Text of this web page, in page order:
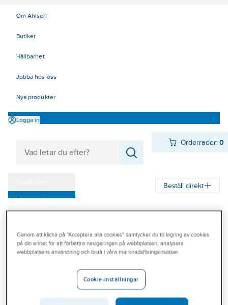
Om Ahlsell
Butiker
Hållbarhet
Jobba hos oss
Nya produkter
Logga in
Orderrader:0
Varumärken
Outlet
Branscher
Beställ direkt
FLUKE
FLUKE TEMO.
Genom att klicka på "Acceptera alla cookies" samtycker du till lagring av cookies
på din enhet för att förbättra navigeringen på webbplatsen, analysera
webbplatsens användning och bistå i våra marknadsföringsinsatser.
Cookie-inställningar